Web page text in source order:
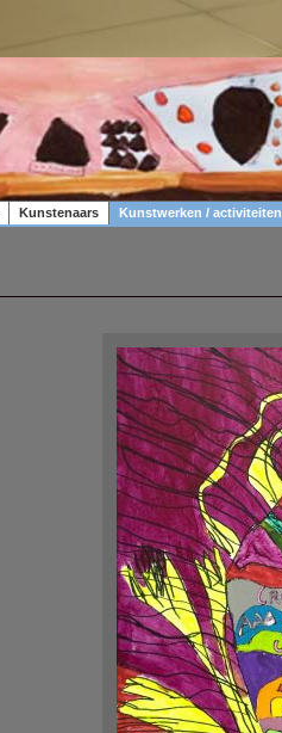
Kunstenaars Kunstwerken / activiteiten